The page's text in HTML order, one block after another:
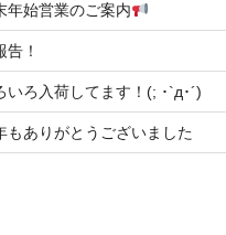
年始営業のご案内
！
ろ入荷してます！(; ･`д･´)
もありがとうございました